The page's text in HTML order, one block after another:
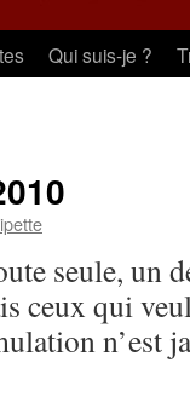
Qui suis-je ?
seule, un
ceux qui
n’est